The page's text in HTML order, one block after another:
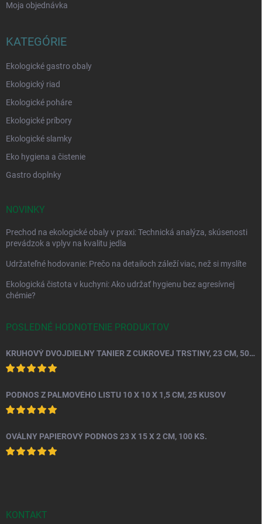
Moja objednávka
KATEGÓRIE
Ekologické gastro obaly
Ekologický riad
Ekologické poháre
Ekologické príbory
Ekologické slamky
Eko hygiena a čistenie
Gastro doplnky
NOVINKY
Prechod na ekologické obaly v praxi: Technická analýza, skúsenosti
prevádzok a vplyv na kvalitu jedla
Udržateľné hodovanie: Prečo na detailoch záleží viac, než si myslíte
Ekologická čistota v kuchyni: Ako udržať hygienu bez agresívnej
chémie?
POSLEDNÉ HODNOTENIE PRODUKTOV
KRUHOVÝ DVOJDIELNY TANIER Z CUKROVEJ TRSTINY, 23 CM, 50 KS.
PODNOS Z PALMOVÉHO LISTU 10 X 10 X 1,5 CM, 25 KUSOV
OVÁLNY PAPIEROVÝ PODNOS 23 X 15 X 2 CM, 100 KS.
KONTAKT